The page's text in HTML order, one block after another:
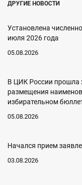
ДРУГИЕ НОВОСТИ
Установлена
июля 2026 года
05.08.2026
В ЦИК России прошла
размещения
избирательном
05.08.2026
Начался прием
03.08.2026